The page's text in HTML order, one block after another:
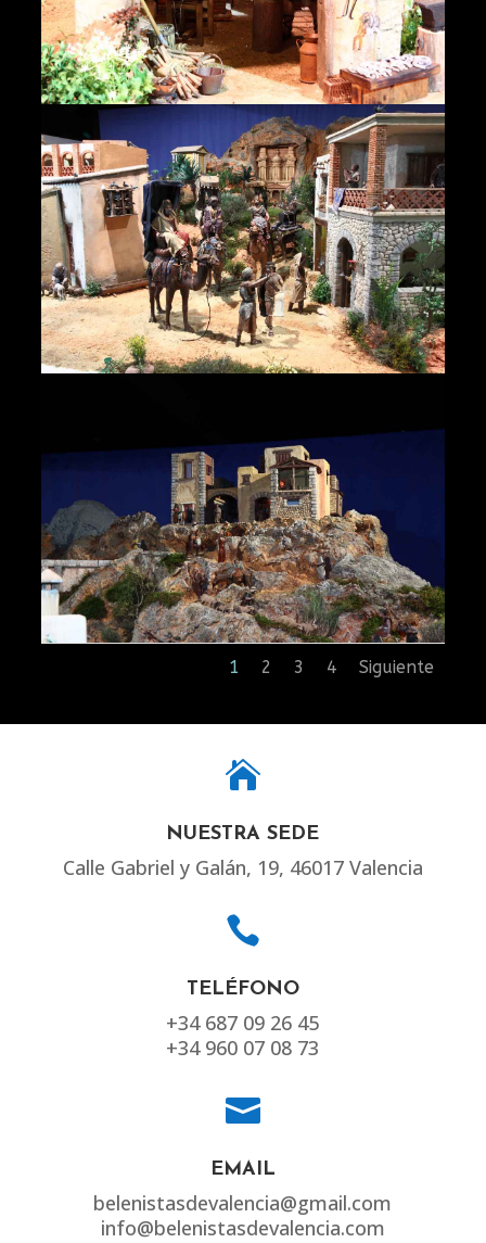
1 2 3 4 Siguiente

NUESTRA SEDE
Calle Gabriel y Galán, 19, 46017 Valencia

TELÉFONO
+34 687 09 26 45
+34 960 07 08 73

EMAIL
belenistasdevalencia@gmail.com
info@belenistasdevalencia.com